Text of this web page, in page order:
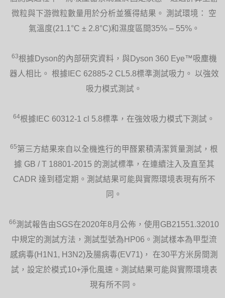
微粒與下游微粒數量用於分析並獲得結果。 測試環境： 空
氣溫度(21.1°C ± 2.8°C)和濕度區間35% – 55%。
63根據Dyson的內部研究資料，與Dyson 360 Eye™吸塵機
器人相比。 根據IEC 62885-2 CL5.8標準測試吸力。 以強效
吸力模式測試。
64根據IEC 60312-1 cl 5.8標準，在強效吸力模式下測試。
65第三方結果來自以全機進行的甲醛累積清潔質量測試，根
據 GB / T 18801-2015 的測試標準，在連續注入及直至其
CADR 達到穩定期。測試結果可能與實際環境表現有所不
同。
66測試報告由SGS在2020年8月公佈，使用GB21551.32010
中規定的測試方法，測試型號為HP06。測試樣本為甲型流
感病毒(H1N1, H3N2)及腸病毒(EV71)， 在30平方米房間測
試，設定於模式10+淨化風速。測試結果可能與實際環境表
現有所不同。